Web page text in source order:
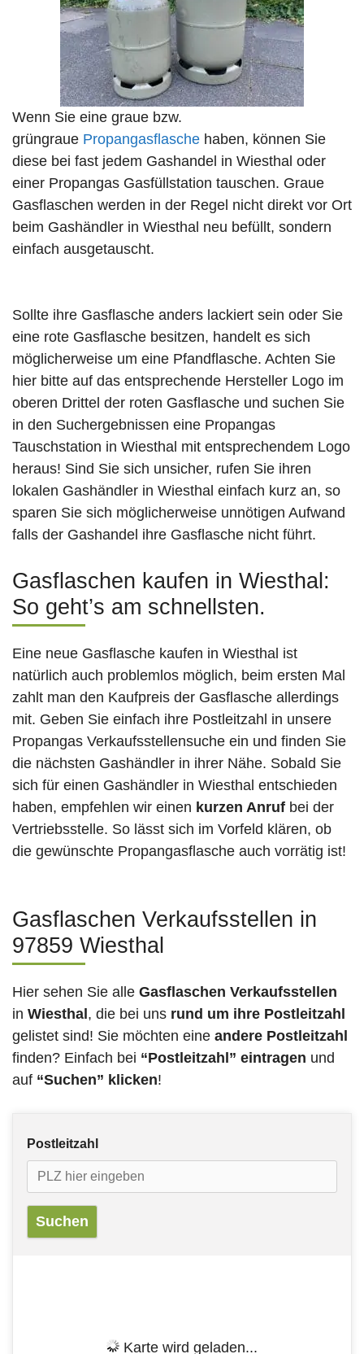
Wenn Sie eine graue bzw.
grüngraue Propangasflasche haben, können Sie
diese bei fast jedem Gashandel in Wiesthal oder
einer Propangas Gasfüllstation tauschen. Graue
Gasflaschen werden in der Regel nicht direkt vor Ort
beim Gashändler in Wiesthal neu befüllt, sondern
einfach ausgetauscht.
Sollte ihre Gasflasche anders lackiert sein oder Sie
eine rote Gasflasche besitzen, handelt es sich
möglicherweise um eine Pfandflasche. Achten Sie
hier bitte auf das entsprechende Hersteller Logo im
oberen Drittel der roten Gasflasche und suchen Sie
in den Suchergebnissen eine Propangas
Tauschstation in Wiesthal mit entsprechendem Logo
heraus! Sind Sie sich unsicher, rufen Sie ihren
lokalen Gashändler in Wiesthal einfach kurz an, so
sparen Sie sich möglicherweise unnötigen Aufwand
falls der Gashandel ihre Gasflasche nicht führt.
Gasflaschen kaufen in Wiesthal:
So geht’s am schnellsten.
Eine neue Gasflasche kaufen in Wiesthal ist
natürlich auch problemlos möglich, beim ersten Mal
zahlt man den Kaufpreis der Gasflasche allerdings
mit. Geben Sie einfach ihre Postleitzahl in unsere
Propangas Verkaufsstellensuche ein und finden Sie
die nächsten Gashändler in ihrer Nähe. Sobald Sie
sich für einen Gashändler in Wiesthal entschieden
haben, empfehlen wir einen kurzen Anruf bei der
Vertriebsstelle. So lässt sich im Vorfeld klären, ob
die gewünschte Propangasflasche auch vorrätig ist!
Gasflaschen Verkaufsstellen in
97859 Wiesthal
Hier sehen Sie alle Gasflaschen Verkaufsstellen
in Wiesthal , die bei uns rund um ihre Postleitzahl
gelistet sind! Sie möchten eine andere Postleitzahl
finden? Einfach bei “Postleitzahl” eintragen und
auf “Suchen” klicken!
Postleitzahl
Karte wird geladen...